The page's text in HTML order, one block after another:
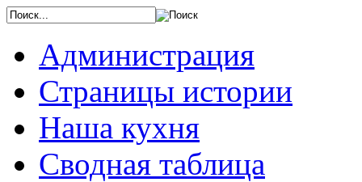
Администрация
Страницы истории
Наша кухня
Сводная таблица